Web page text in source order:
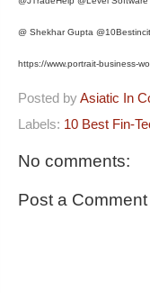
@ Shekhar Gupta
https://www.portrait-business-
Posted byAsiatic In
Labels: 10 Best Fin-
No comments:
Post a Comment